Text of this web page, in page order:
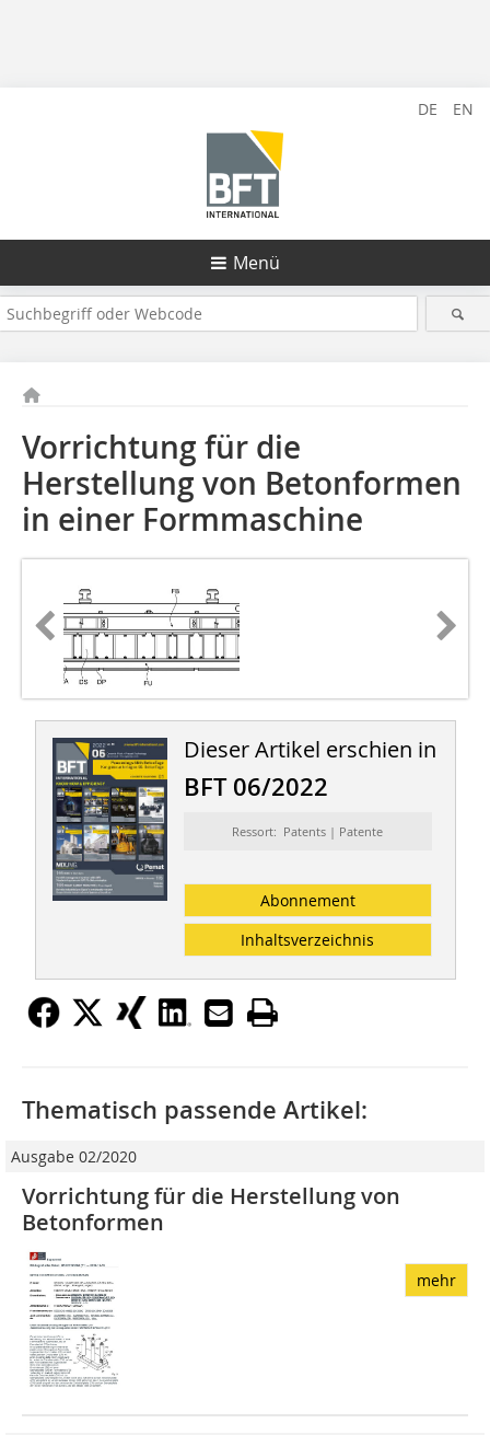
DE EN
Menü
Vorrichtung für die
Herstellung von Betonformen
in einer Formmaschine
Dieser Artikel erschien in
BFT 06/2022
Ressort: Patents | Patente
Abonnement
Inhaltsverzeichnis
Thematisch passende Artikel:
Ausgabe 02/2020
Vorrichtung für die Herstellung von
Betonformen
mehr